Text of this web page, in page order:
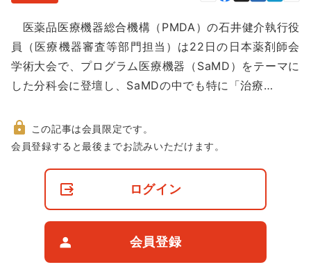
医薬品医療機器総合機構（PMDA）の石井健介執行役
員（医療機器審査等部門担当）は22日の日本薬剤師会
学術大会で、プログラム医療機器（SaMD）をテーマに
した分科会に登壇し、SaMDの中でも特に「治療…
非
この記事は会員限定です。
会員登録すると最後までお読みいただけます。
ログイン
会員登録